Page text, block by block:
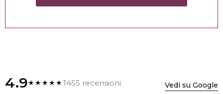
4.9★★★★★1455 recensioni Vedi su Google